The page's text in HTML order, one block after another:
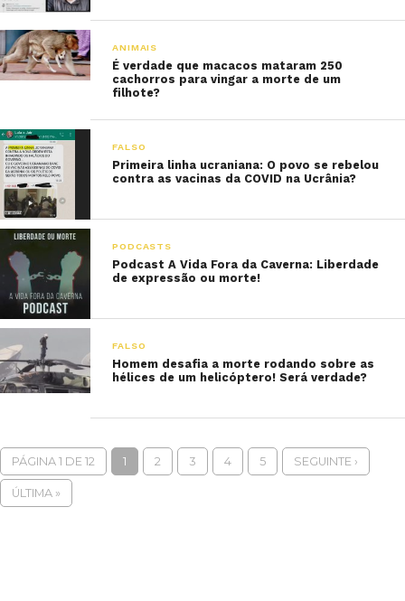
ANIMAIS
É verdade que macacos mataram 250
cachorros para vingar a morte de um
filhote?
FALSO
Primeira linha ucraniana: O povo se rebelou
contra as vacinas da COVID na Ucrânia?
PODCASTS
Podcast A Vida Fora da Caverna: Liberdade
de expressão ou morte!
FALSO
Homem desafia a morte rodando sobre as
hélices de um helicóptero! Será verdade?
PÁGINA 1 DE 12 1 2 3 4 5 SEGUINTE ›
ÚLTIMA »